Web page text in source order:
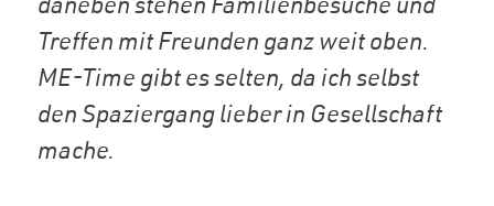
Treffen mit Freunden ganz weit oben.
ME-Time gibt es selten, da ich selbst
den Spaziergang lieber in Gesellschaft
mache.